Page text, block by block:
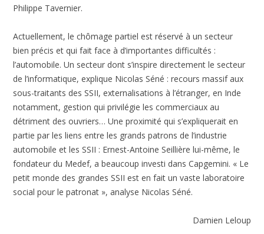
Philippe Tavernier.
Actuellement, le chômage partiel est réservé à un secteur
bien précis et qui fait face à d’importantes difficultés :
l’automobile. Un secteur dont s’inspire directement le secteur
de l’informatique, explique Nicolas Séné : recours massif aux
sous-traitants des SSII, externalisations à l’étranger, en Inde
notamment, gestion qui privilégie les commerciaux au
détriment des ouvriers… Une proximité qui s’expliquerait en
partie par les liens entre les grands patrons de l’industrie
automobile et les SSII : Ernest-Antoine Seillière lui-même, le
fondateur du Medef, a beaucoup investi dans Capgemini. « Le
petit monde des grandes SSII est en fait un vaste laboratoire
social pour le patronat », analyse Nicolas Séné.
Damien Leloup